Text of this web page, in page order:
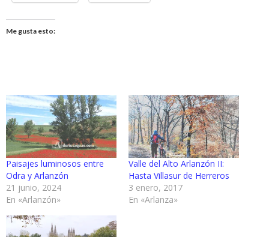
Me gusta esto:
Paisajes luminosos entre
Odra y Arlanzón
21 junio, 2024
En «Arlanzón»
Valle del Alto Arlanzón II:
Hasta Villasur de Herreros
3 enero, 2017
En «Arlanza»